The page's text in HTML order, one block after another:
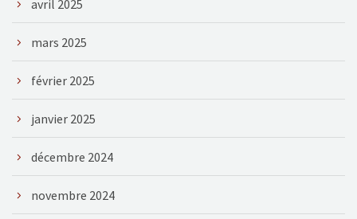
avril 2025
mars 2025
février 2025
janvier 2025
décembre 2024
novembre 2024